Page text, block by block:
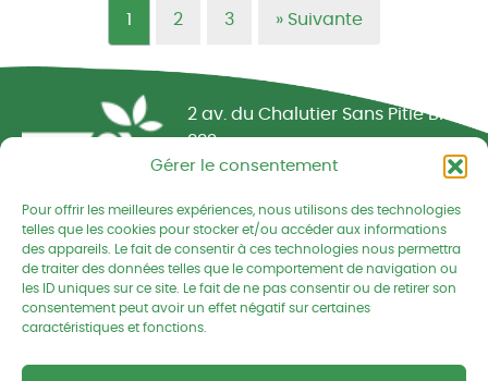
Gérer le consentement
Pour offrir les meilleures expériences, nous utilisons des technologies
telles que les cookies pour stocker et/ou accéder aux informations
des appareils. Le fait de consentir à ces technologies nous permettra
de traiter des données telles que le comportement de navigation ou
les ID uniques sur ce site. Le fait de ne pas consentir ou de retirer son
consentement peut avoir un effet négatif sur certaines
caractéristiques et fonctions.
1 2 3 » Suivante
Réseau CIVAM - Campagnes vivantes
2 av. du Chalutier Sans Pitié BP
332
22190 PLERIN cedex
02 96 74 75 50
cedapa@wanadoo.fr
Retrouvez-nous sur Facebook
Retrouvez-nous sur
Retrouvez-